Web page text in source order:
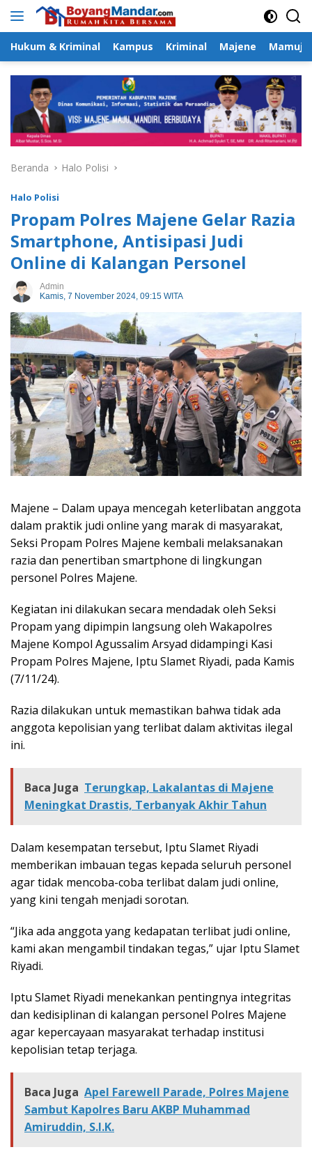
Langsung
Hukum & Kriminal Kampus Kriminal Majene Mamuju
Beranda Halo Polisi
Halo Polisi
Propam Polres Majene Gelar Razia
Smartphone, Antisipasi Judi
Online di Kalangan Personel
Admin
Kamis, 7 November 2024, 09:15 WITA
Majene – Dalam upaya mencegah keterlibatan anggota
dalam praktik judi online yang marak di masyarakat,
Seksi Propam Polres Majene kembali melaksanakan
razia dan penertiban smartphone di lingkungan
personel Polres Majene.
Kegiatan ini dilakukan secara mendadak oleh Seksi
Propam yang dipimpin langsung oleh Wakapolres
Majene Kompol Agussalim Arsyad didampingi Kasi
Propam Polres Majene, Iptu Slamet Riyadi, pada Kamis
(7/11/24).
Razia dilakukan untuk memastikan bahwa tidak ada
anggota kepolisian yang terlibat dalam aktivitas ilegal
ini.
Baca Juga Terungkap, Lakalantas di Majene
Meningkat Drastis, Terbanyak Akhir Tahun
Dalam kesempatan tersebut, Iptu Slamet Riyadi
memberikan imbauan tegas kepada seluruh personel
agar tidak mencoba-coba terlibat dalam judi online,
yang kini tengah menjadi sorotan.
“Jika ada anggota yang kedapatan terlibat judi online,
kami akan mengambil tindakan tegas,” ujar Iptu Slamet
Riyadi.
Iptu Slamet Riyadi menekankan pentingnya integritas
dan kedisiplinan di kalangan personel Polres Majene
agar kepercayaan masyarakat terhadap institusi
kepolisian tetap terjaga.
Baca Juga Apel Farewell Parade, Polres Majene
Sambut Kapolres Baru AKBP Muhammad
Amiruddin, S.I.K.